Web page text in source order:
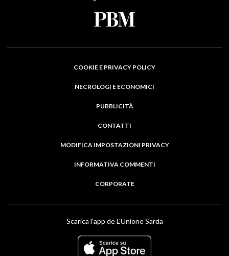
COOKIE E PRIVACY POLICY
NECROLOGI E ECONOMICI
PUBBLICITÀ
CONTATTI
MODIFICA IMPOSTAZIONI PRIVACY
INFORMATIVA COMMENTI
CORPORATE
Scarica l'app de L'Unione Sarda